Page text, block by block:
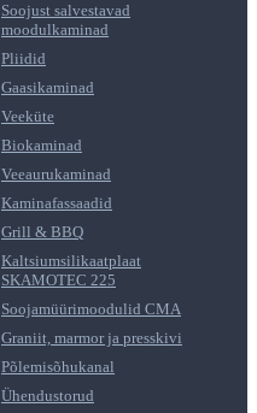
Soojust salvestavad
moodulkaminad
Pliidid
Gaasikaminad
Veeküte
Biokaminad
Veeaurukaminad
Kaminafassaadid
Grill & BBQ
Kaltsiumsilikaatplaat
SKAMOTEC 225
Soojamüürimoodulid CMA
Graniit, marmor ja presskivi
Põlemisõhukanal
Ühendustorud